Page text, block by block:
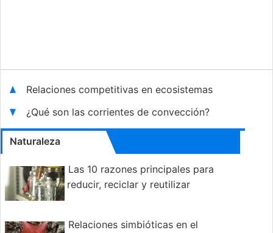
Relaciones competitivas en ecosistemas
¿Qué son las corrientes de convección?
Naturaleza
Las 10 razones principales para
reducir, reciclar y reutilizar
Relaciones simbióticas en el